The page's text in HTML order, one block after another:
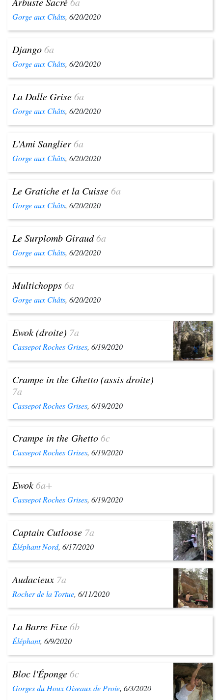
Gorge aux Châts, 6/20/2020
Django6a
Gorge aux Châts, 6/20/2020
La Dalle Grise6a
Gorge aux Châts, 6/20/2020
L'Ami Sanglier6a
Gorge aux Châts, 6/20/2020
Le Gratiche et la Cuisse6a
Gorge aux Châts, 6/20/2020
Le Surplomb Giraud6a
Gorge aux Châts, 6/20/2020
Multichopps6a
Gorge aux Châts, 6/20/2020
Ewok (droite) 7a
Cassepot Roches Grises, 6/19/2020
Crampe in the Ghetto (assis droite)
7a
Cassepot Roches Grises, 6/19/2020
Crampe in the Ghetto6c
Cassepot Roches Grises, 6/19/2020
Ewok6a+
Cassepot Roches Grises, 6/19/2020
Captain Cutloose 7a
Éléphant Nord, 6/17/2020
Audacieux 7a
Rocher de la Tortue, 6/11/2020
La Barre Fixe6b
Éléphant, 6/9/2020
Bloc l'Éponge6c
Gorges du Houx Oiseaux de Proie, 6/3/2020